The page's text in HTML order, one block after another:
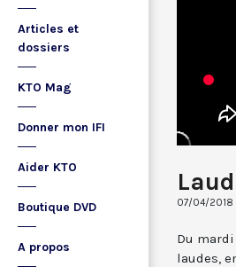
Articles et
dossiers
KTO Mag
Donner mon IFI
Aider KTO
Boutique DVD
A propos
07/04/2018
Du
laudes,